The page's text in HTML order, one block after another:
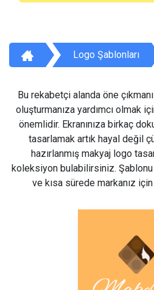
Logo Şablonları
Bu rekabetçi alanda öne
oluşturmanıza yardımcı olmak
önemlidir. Ekranınıza birkaç
tasarlamak artık hayal değil
hazırlanmış makyaj logo
koleksiyon bulabilirsiniz.
ve kısa sürede markanız